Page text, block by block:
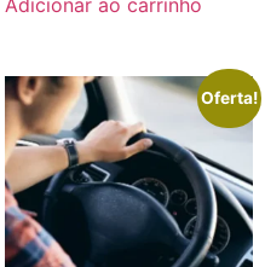
Oferta!